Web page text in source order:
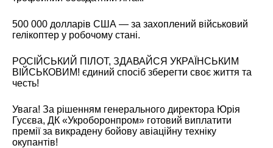
500 000 долларів США — за захоплений військовий
гелікоптер у робочому стані.
РОСІЙСЬКИЙ ПІЛОТ, ЗДАВАЙСЯ УКРАЇНСЬКИМ
ВІЙСЬКОВИМ! єдиний спосіб зберегти своє життя та
честь!
Увага! За рішенням генерального директора Юрія
Гусєва, ДК «Укроборонпром» готовий виплатити
премії за викрадену бойову авіаційну техніку
окупантів!